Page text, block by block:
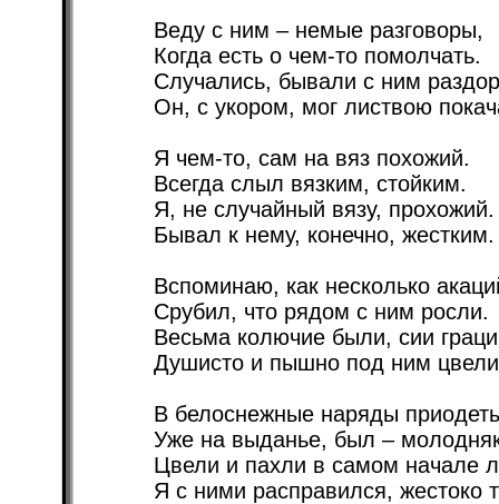
Веду с ним – немые разговоры,
Когда есть о чем-то помолчать.
Случались, бывали с ним
Он, с укором, мог листвою
Я чем-то, сам на вяз похожий.
Всегда слыл вязким, стойким.
Я, не случайный вязу, прохожий.
Бывал к нему, конечно, жестким.
Вспоминаю, как несколько
Срубил, что рядом с ним росли.
Весьма колючие были, сии
Душисто и пышно под ним
В белоснежные наряды
Уже на выданье, был –
Цвели и пахли в самом начале
Я с ними расправился, жестоко